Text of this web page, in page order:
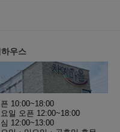
하우스
픈 10:00~18:00
요일 오픈 12:00~18:00
12:00~13:00